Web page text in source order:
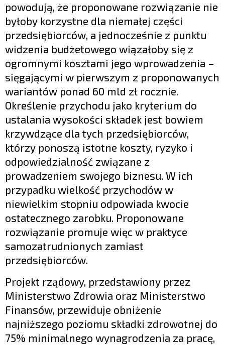
powodują, że proponowane rozwiązanie nie
byłoby korzystne dla niemałej części
przedsiębiorców, a jednocześnie z punktu
widzenia budżetowego wiązałoby się z
ogromnymi kosztami jego wprowadzenia –
sięgającymi w pierwszym z proponowanych
wariantów ponad 60 mld zł rocznie.
Określenie przychodu jako kryterium do
ustalania wysokości składek jest bowiem
krzywdzące dla tych przedsiębiorców,
którzy ponoszą istotne koszty, ryzyko i
odpowiedzialność związane z
prowadzeniem swojego biznesu. W ich
przypadku wielkość przychodów w
niewielkim stopniu odpowiada kwocie
ostatecznego zarobku. Proponowane
rozwiązanie promuje więc w praktyce
samozatrudnionych zamiast
przedsiębiorców.
Projekt rządowy, przedstawiony przez
Ministerstwo Zdrowia oraz Ministerstwo
Finansów, przewiduje obniżenie
najniższego poziomu składki zdrowotnej do
75% minimalnego wynagrodzenia za pracę,